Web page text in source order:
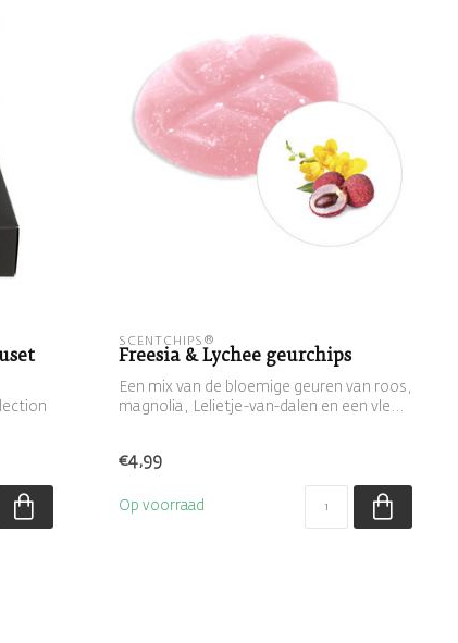
SCENTCHIPS®
Freesia & Lychee geurchips
Een mix van de bloemige geuren van roos,
magnolia, Lelietje-van-dalen en een vle...
€4,99
Op voorraad